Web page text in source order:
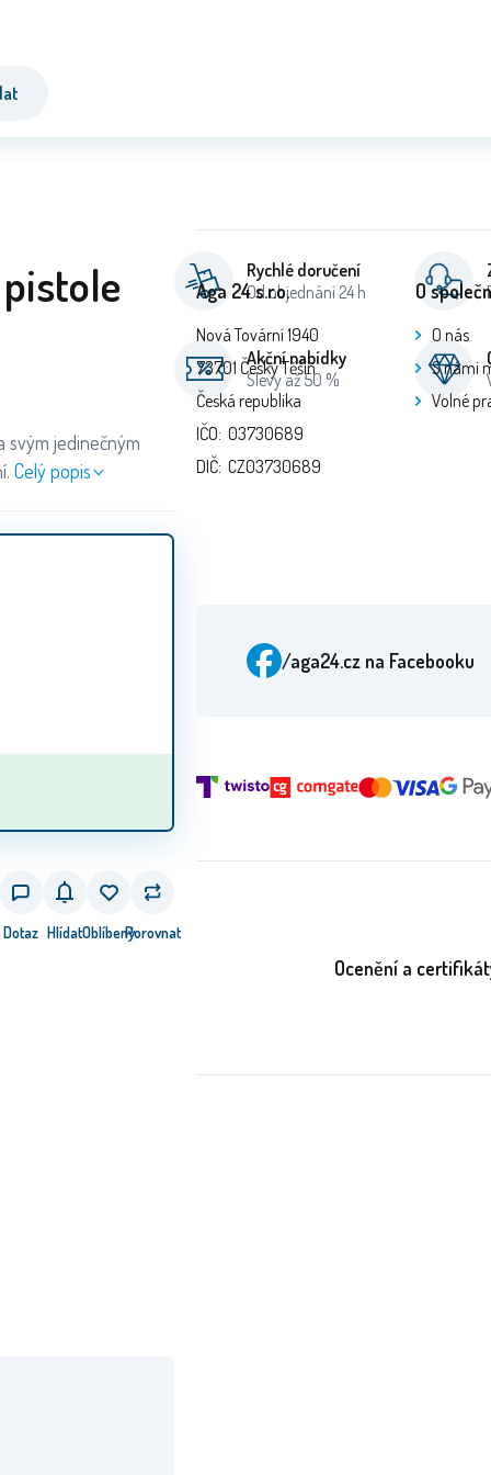
svým jedinečným
Celý popis
Dotaz HlídatOblíbenýPorovnat
Rychlé doručení
Od objednání 24 h
Akční nabídky
Slevy až 50 %
Aga 24 s.r.o.
Nová Tovární 1940
73701 Český Těšín
Česká republika
IČO: 03730689
DIČ: CZ03730689
O
O nás
S námi
Volné
/aga24.cz na Facebooku
Ocenění a